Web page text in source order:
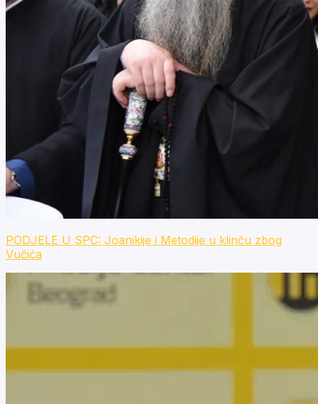
PODJELE U SPC: Joanikije i Metodije u klinču zbog
Vučića